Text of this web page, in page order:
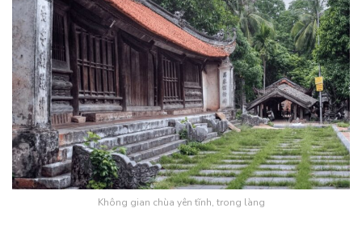
Không gian chùa yên tĩnh, trong làng